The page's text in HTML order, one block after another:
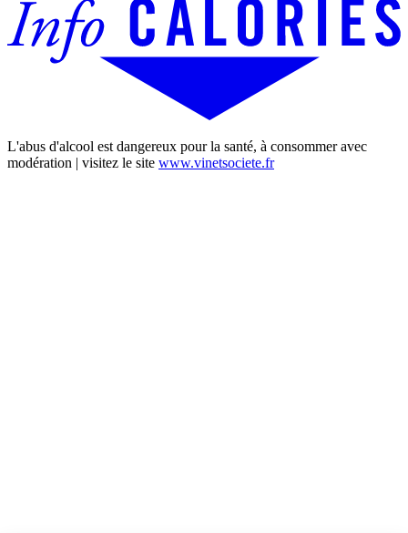
L'abus d'alcool est dangereux pour la santé, à consommer avec
modération | visitez le site www.vinetsociete.fr